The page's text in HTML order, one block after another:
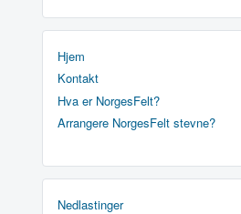
Hjem
Kontakt
Hva er NorgesFelt?
Arrangere NorgesFelt stevne?
Nedlastinger